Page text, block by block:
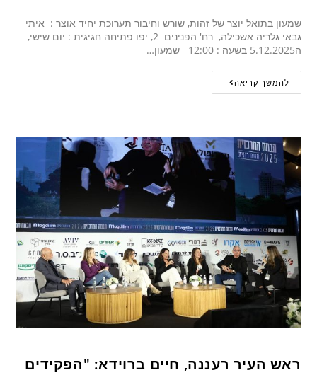
שמעון בתואל יוצר של זהות, שורש וחיבור תערוכת יחיד אוצר : איתי
גבאי גלריה אשכילה, רח' הפנינים 2, יפו פתיחה חגיגית : יום שישי,
ה5.12.2025 בשעה : 12:00 שמעון…
להמשך קריאה
ראש העיר רעננה, חיים ברוידא: "הפקידים